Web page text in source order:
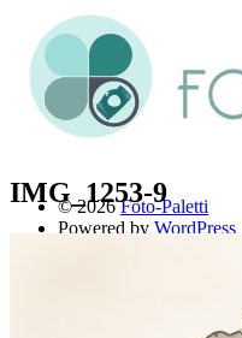
IMG_1253-9
© 2026Foto-Paletti
Powered by WordPress